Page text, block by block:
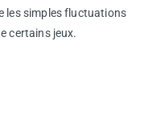
les simples fluctuations
certains jeux.